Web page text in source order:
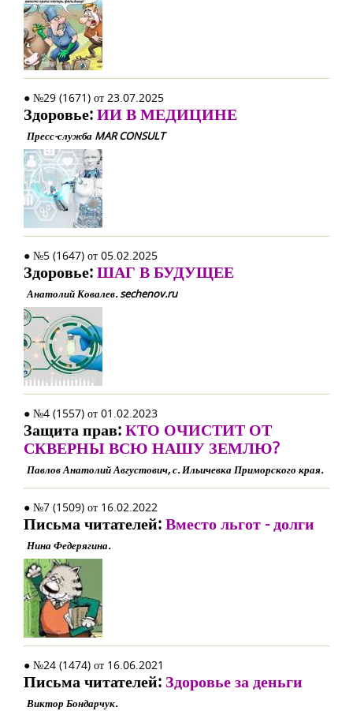
● №29 (1671) от 23.07.2025
Здоровье:ИИ В МЕДИЦИНЕ
Пресс-служба MAR CONSULT
● №5 (1647) от 05.02.2025
Здоровье:ШАГ В БУДУЩЕЕ
Анатолий Ковалев. sechenov.ru
● №4 (1557) от 01.02.2023
Защита прав:КТО ОЧИСТИТ ОТ
СКВЕРНЫ ВСЮ НАШУ ЗЕМЛЮ?
Павлов Анатолий Августович, с. Ильичевка Приморского края.
● №7 (1509) от 16.02.2022
Письма читателей:Вместо льгот - долги
Нина Федерягина.
● №24 (1474) от 16.06.2021
Письма читателей: Здоровье за деньги
Виктор Бондарчук.